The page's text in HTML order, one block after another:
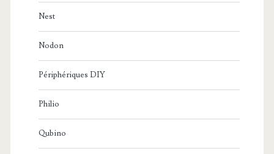
Nest
Nodon
Périphériques DIY
Philio
Qubino